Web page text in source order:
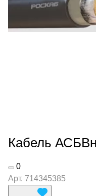
Кабель
0
Арт. 714345385